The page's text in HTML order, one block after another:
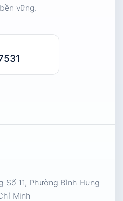
vững.
Số 11, Phường Bình Hưng
Minh